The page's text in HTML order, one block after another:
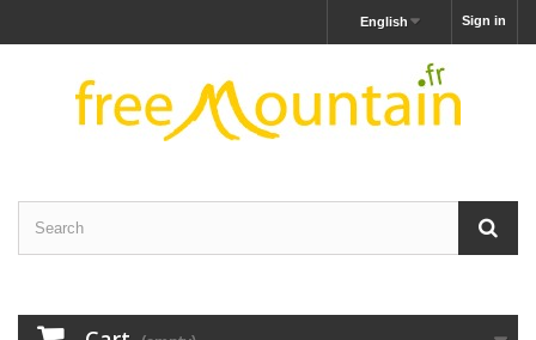
Sign in
English